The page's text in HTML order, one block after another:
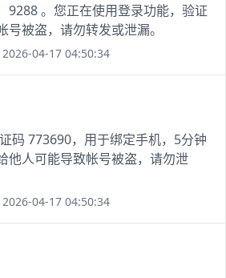
9288 。您正在使用登录功能，验证
被盗，请勿转发或泄漏。
04-17 04:50:34
码 773690，用于绑定手机，5分钟
他人可能导致帐号被盗，请勿泄
04-17 04:50:34